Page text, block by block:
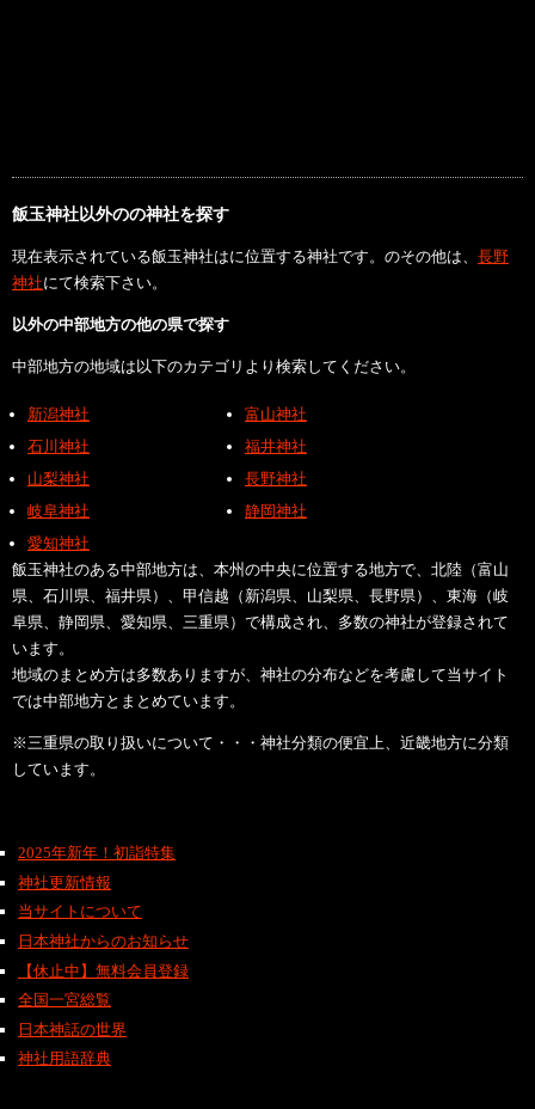
飯玉神社以外のの神社を探す
現在表示されている飯玉神社はに位置する神社です。のその他は、 長野
神社にて検索下さい。
以外の中部地方の他の県で探す
中部地方の地域は以下のカテゴリより検索してください。
新潟神社
富山神社
石川神社
福井神社
山梨神社
長野神社
岐阜神社
静岡神社
愛知神社
飯玉神社のある中部地方は、本州の中央に位置する地方で、北陸（富山
県、石川県、福井県）、甲信越（新潟県、山梨県、長野県）、東海（岐
阜県、静岡県、愛知県、三重県）で構成され、多数の神社が登録されて
います。
地域のまとめ方は多数ありますが、神社の分布などを考慮して当サイト
では中部地方とまとめています。
※三重県の取り扱いについて・・・神社分類の便宜上、近畿地方に分類
しています。
2025年新年！初詣特集
神社更新情報
当サイトについて
日本神社からのお知らせ
【休止中】無料会員登録
全国一宮総覧
日本神話の世界
神社用語辞典